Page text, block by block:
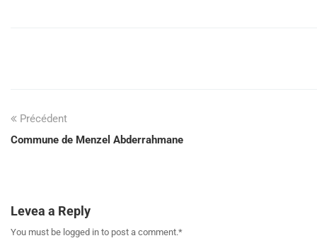
Précédent
Commune de Menzel Abderrahmane
Levea a Reply
You must be logged in to post a comment.*